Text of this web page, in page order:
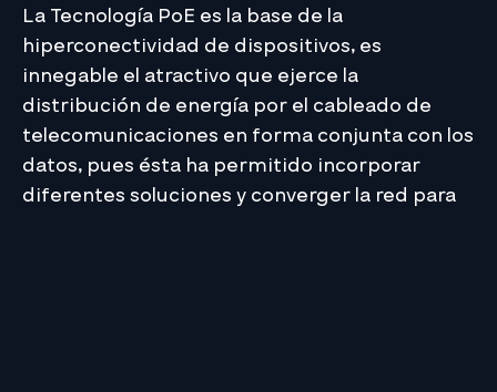
La Tecnología PoE es la base de la
hiperconectividad de dispositivos, es
innegable el atractivo que ejerce la
distribución de energía por el cableado de
telecomunicaciones en forma conjunta con los
datos, pues ésta ha permitido incorporar
diferentes soluciones y converger la red para